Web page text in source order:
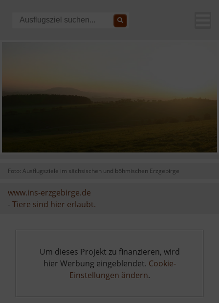
Foto: Ausflugsziele im sächsischen und böhmischen Erzgebirge
www.ins-erzgebirge.de
-Tiere sind hier erlaubt.
Um dieses Projekt zu finanzieren, wird
hier Werbung eingeblendet. Cookie-
Einstellungen ändern.